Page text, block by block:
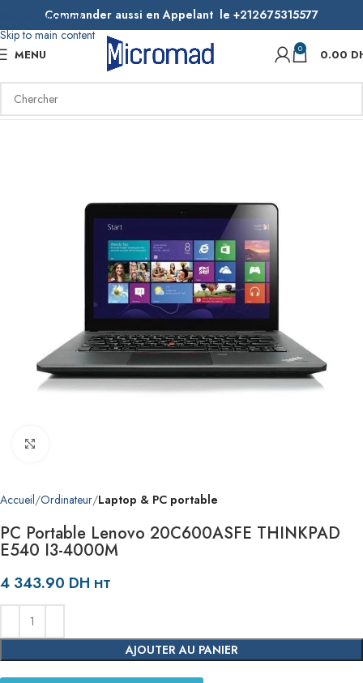
Skip to navigation
Skip to main content
Commander aussi en Appelant le +212675315577
MENU 0 0.00
Accueil Ordinateur Laptop & PC portable
PC Portable Lenovo 20C600ASFE THINKPAD
E540 I3-4000M
4 343.90 DH HT
AJOUTER AU PANIER